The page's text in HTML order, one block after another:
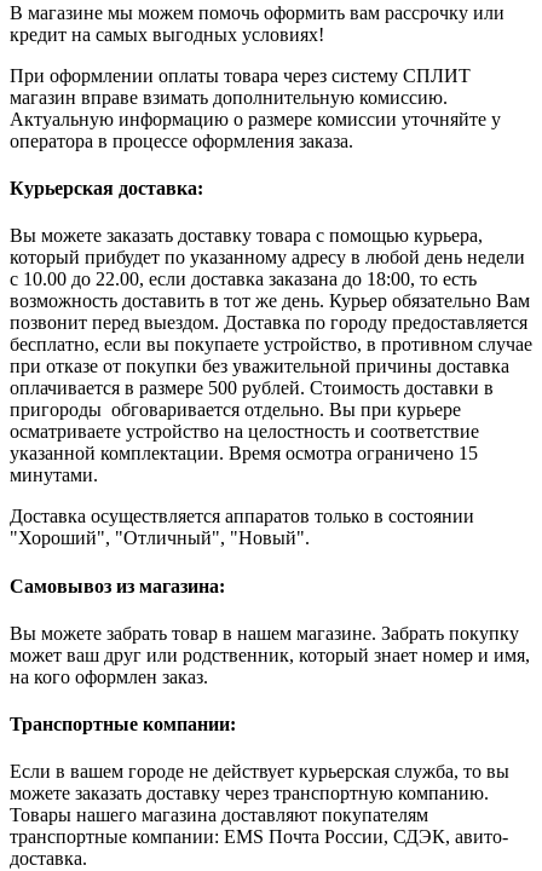
В магазине мы можем помочь оформить вам рассрочку или
кредит на самых выгодных условиях!
При оформлении оплаты товара через систему СПЛИТ
магазин вправе взимать дополнительную комиссию.
Актуальную информацию о размере комиссии уточняйте у
оператора в процессе оформления заказа.
Курьерская доставка:
Вы можете заказать доставку товара с помощью курьера,
который прибудет по указанному адресу в любой день недели
с 10.00 до 22.00, если доставка заказана до 18:00, то есть
возможность доставить в тот же день. Курьер обязательно Вам
позвонит перед выездом. Доставка по городу предоставляется
бесплатно, если вы покупаете устройство, в противном случае
при отказе от покупки без уважительной причины доставка
оплачивается в размере 500 рублей. Стоимость доставки в
пригороды обговаривается отдельно. Вы при курьере
осматриваете устройство на целостность и соответствие
указанной комплектации. Время осмотра ограничено 15
минутами.
Доставка осуществляется аппаратов только в состоянии
"Хороший", "Отличный", "Новый".
Самовывоз из магазина:
Вы можете забрать товар в нашем магазине. Забрать покупку
может ваш друг или родственник, который знает номер и имя,
на кого оформлен заказ.
Транспортные компании:
Если в вашем городе не действует курьерская служба, то вы
можете заказать доставку через транспортную компанию.
Товары нашего магазина доставляют покупателям
транспортные компании: EMS Почта России, СДЭК, авито-
доставка.